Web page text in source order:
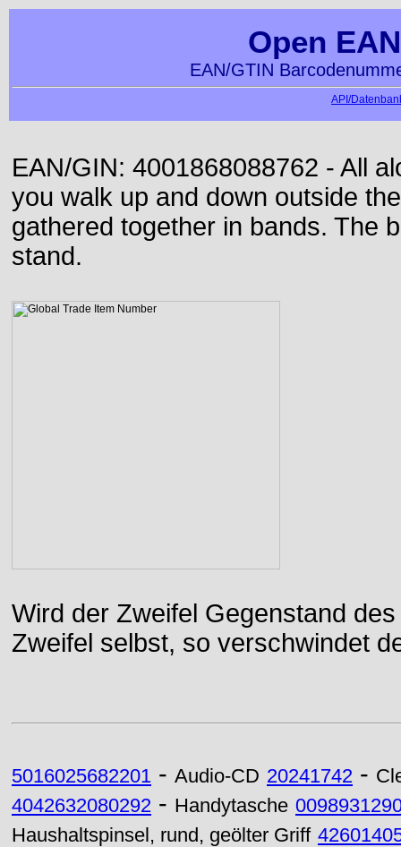
Open
EAN/GTIN
API/
EAN/GIN: 4001868088762 - All
you walk up and down outside
gathered together in bands. The
stand.
Wird der Zweifel Gegenstand
Zweifel selbst, so verschwindet
5016025682201 - Audio-CD 20241742 -
4042632080292 - Handytasche
Haushaltspinsel, rund, geölter Griff